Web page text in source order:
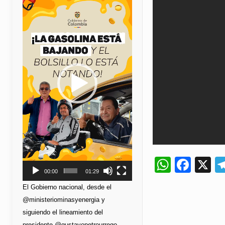
X
de
vídeo
00:00 01:29
El Gobierno nacional, desde el
@ministeriominasyenergia y
siguiendo el lineamiento del